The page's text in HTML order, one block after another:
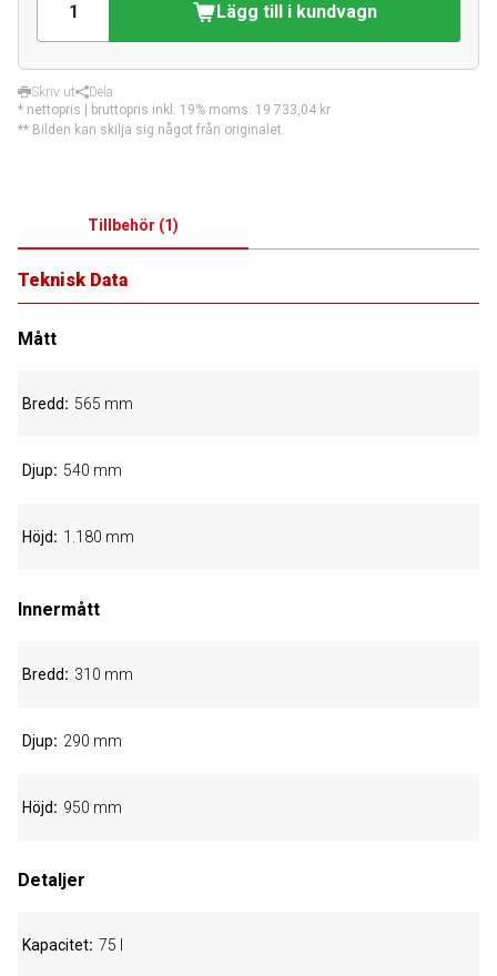
Lägg till i kundvagn
Skriv ut
Dela
* nettopris | bruttopris inkl. 19% moms: 19 733,04 kr
** Bilden kan skilja sig något från originalet.
Tillbehör (1)
Teknisk Data
Mått
Bredd 565 mm
Djup 540 mm
Höjd 1.180 mm
Innermått
Bredd 310 mm
Djup 290 mm
Höjd 950 mm
Detaljer
Kapacitet 75 l